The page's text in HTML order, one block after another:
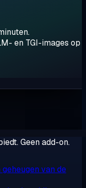
en TGI-images op
Geen add-on.
geheugen van de